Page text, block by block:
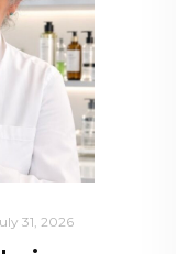
31, 2026